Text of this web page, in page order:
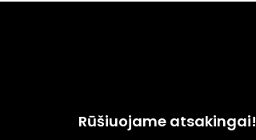
Rūšiuojame atsakingai!